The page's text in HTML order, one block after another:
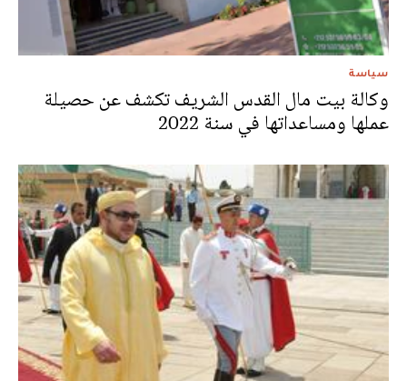
سياسة
وكالة بيت مال القدس الشريف تكشف عن حصيلة
عملها ومساعداتها في سنة 2022